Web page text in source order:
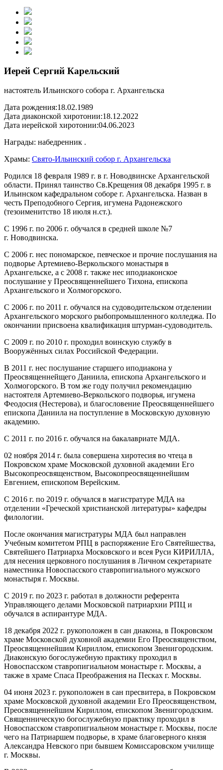
Иерей Сергий Карельский
настоятель Ильинского собора г. Архангельска
Дата рождения:18.02.1989
Дата диаконской хиротонии:18.12.2022
Дата иерейской хиротонии:04.06.2023
Награды: набедренник .
Храмы: Свято-Ильинский cобор г. Архангельска
Родился 18 февраля 1989 г. в г. Новодвинске Архангельской
области. Принял таинство Св.Крещения 08 декабря 1995 г. в
Ильинском кафедральном соборе г. Архангельска. Назван в
честь Преподобного Сергия, игумена Радонежского
(тезоименитство 18 июля н.ст.).
С 1996 г. по 2006 г. обучался в средней школе №7
г. Новодвинска.
С 2006 г. нес пономарское, певческое и прочие послушания на
подворье Артемиево-Веркольского монастыря в
Архангельске, а с 2008 г. также нес иподиаконское
послушание у Преосвященнейшего Тихона, епископа
Архангельского и Холмогорского.
С 2006 г. по 2011 г. обучался на судоводительском отделении
Архангельского морского рыбопромышленного колледжа. По
окончании присвоена квалификация штурман-судоводитель.
С 2009 г. по 2010 г. проходил воинскую службу в
Вооружённых силах Российской Федерации.
В 2011 г. нес послушание старшего иподиакона у
Преосвященнейщего Даниила, епископа Архангельского и
Холмогорского. В том же году получил рекомендацию
настоятеля Артемиево-Веркольского подворья, игумена
Феодосия (Нестерова), и благословение Преосвященнейшего
епископа Даниила на поступление в Московскую духовную
академию.
С 2011 г. по 2016 г. обучался на бакалавриате МДА.
02 ноября 2014 г. была совершена хиротесия во чтеца в
Покровском храме Московской духовной академии Его
Высокопреосвященством, Высокопреосвященнейшим
Евгением, епископом Верейским.
С 2016 г. по 2019 г. обучался в магистратуре МДА на
отделении «Греческой христианской литературы» кафедры
филологии.
После окончания магистратуры МДА был направлен
Учебным комитетом РПЦ в распоряжение Его Святейшества,
Святейшего Патриарха Московского и всея Руси КИРИЛЛА,
для несения церковного послушания в Личном секретариате
наместника Новоспасского ставропигиального мужского
монастыря г. Москвы.
С 2019 г. по 2023 г. работал в должности референта
Управляющего делами Московской патриархии РПЦ и
обучался в аспирантуре МДА.
18 декабря 2022 г. рукоположен в сан диакона, в Покровском
храме Московской духовной академии Его Преосвященством,
Преосвященнейшим Кириллом, епископом Звенигородским.
Диаконскую богослужебную практику проходил в
Новоспасском ставропигиальном монастыре г. Москвы, а
также в храме Спаса Преображения на Песках г. Москвы.
04 июня 2023 г. рукоположен в сан пресвитера, в Покровском
храме Московской духовной академии Его Преосвященством,
Преосвященнейшим Кириллом, епископом Звенигородским.
Священническую богослужебную практику проходил в
Новоспасском ставропигиальном монастыре г. Москвы, после
чего на Патриаршем подворье, в храме благоверного князя
Александра Невского при бывшем Комиссаровском училище
г. Москвы.